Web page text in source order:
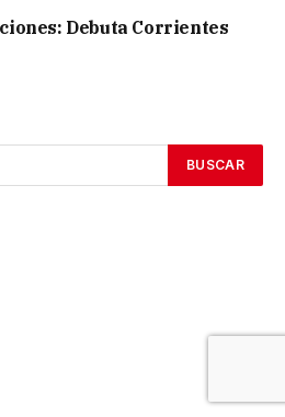
Debuta Corrientes